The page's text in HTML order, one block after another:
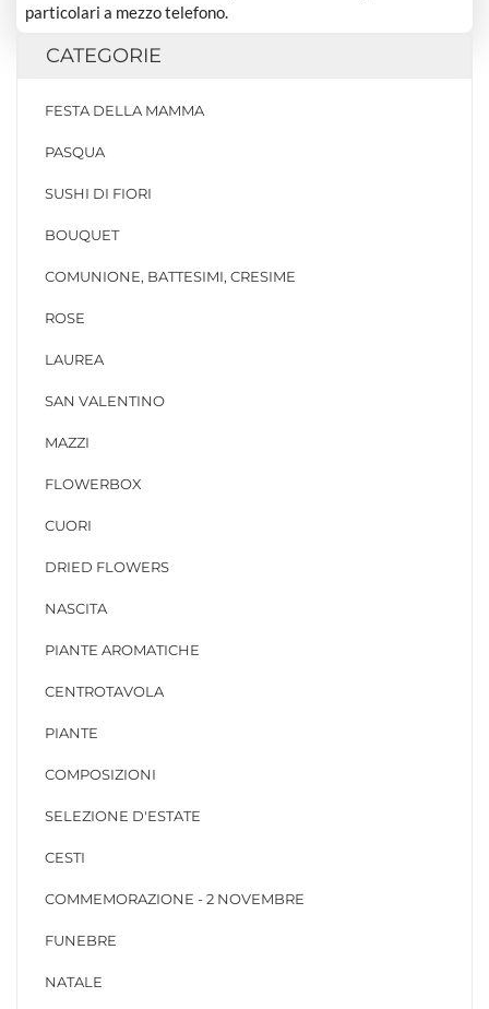
particolari a mezzo telefono.
CATEGORIE
FESTA DELLA MAMMA
PASQUA
SUSHI DI FIORI
BOUQUET
COMUNIONE, BATTESIMI, CRESIME
ROSE
LAUREA
SAN VALENTINO
MAZZI
FLOWERBOX
CUORI
DRIED FLOWERS
NASCITA
PIANTE AROMATICHE
CENTROTAVOLA
PIANTE
COMPOSIZIONI
SELEZIONE D'ESTATE
CESTI
COMMEMORAZIONE - 2 NOVEMBRE
FUNEBRE
NATALE